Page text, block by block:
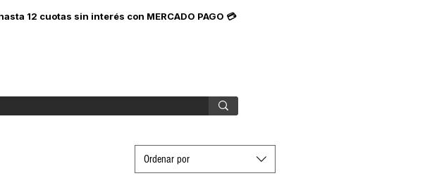
12 cuotas sin interés con MERCADO PAGO 💳
Ordenar por